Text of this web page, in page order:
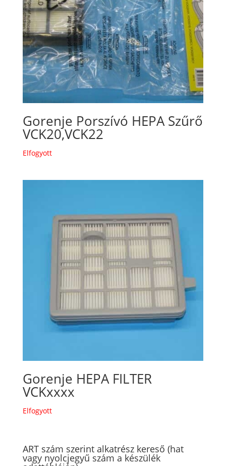
Gorenje Porszívó HEPA Szűrő
VCK20,VCK22
Elfogyott
Gorenje HEPA FILTER
VCKxxxx
Elfogyott
ART szám szerint alkatrész kereső (hat
vagy nyolcjegyű szám a készülék